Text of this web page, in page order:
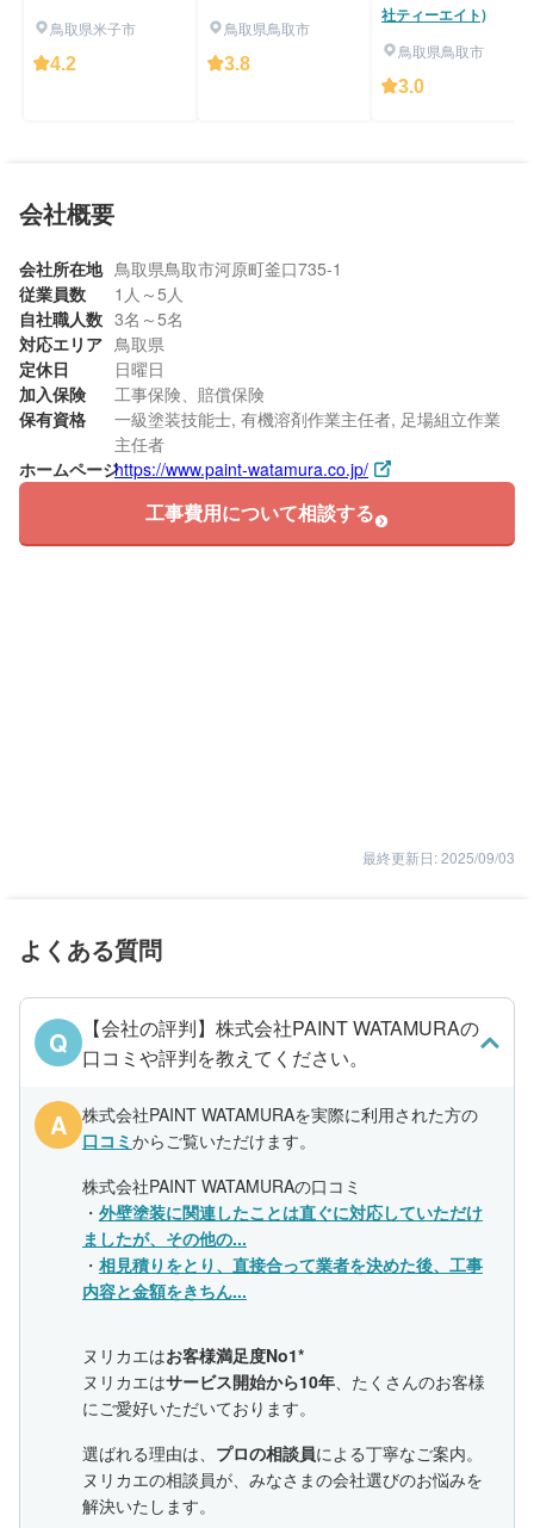
鳥取県米子市
4.2
鳥取県鳥取市
3.8
社ティーエイト)
鳥取県鳥取市
3.0
会社概要
会社所在地 鳥取県鳥取市河原町釜口735-1
従業員数
1人～5人
自社職人数 3名～5名
対応エリア 鳥取県
定休日
日曜日
加入保険
工事保険、賠償保険
保有資格
一級塗装技能士, 有機溶剤作業主任者, 足場組立作業
主任者
ホームページhttps://www.paint-watamura.co.jp/
工事費用について相談する
最終更新日: 2025/09/03
よくある質問
Q
【会社の評判】株式会社PAINT WATAMURAの
口コミや評判を教えてください。
A
株式会社PAINT WATAMURAを実際に利用された方の
口コミからご覧いただけます。
株式会社PAINT WATAMURAの口コミ
・ 外壁塗装に関連したことは直ぐに対応していただけ
ましたが、その他の...
・ 相見積りをとり、直接合って業者を決めた後、工事
内容と金額をきちん...
ヌリカエはお客様満足度No1*
ヌリカエはサービス開始から10年、たくさんのお客様
にご愛好いただいております。
選ばれる理由は、 プロの相談員による丁寧なご案内。
ヌリカエの相談員が、みなさまの会社選びのお悩みを
解決いたします。